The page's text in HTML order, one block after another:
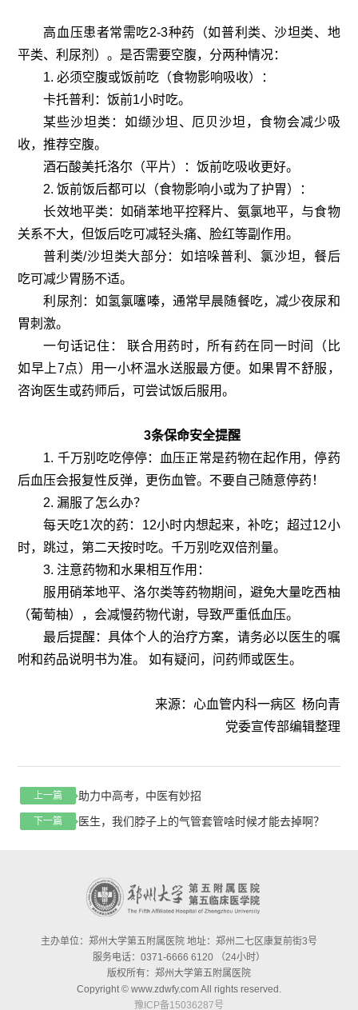
高血压患者常需吃2-3种药（如普利类、沙坦类、地
平类、利尿剂）。是否需要空腹，分两种情况：
1. 必须空腹或饭前吃（食物影响吸收）：
卡托普利：饭前1小时吃。
某些沙坦类：如缬沙坦、厄贝沙坦，食物会减少吸
收，推荐空腹。
酒石酸美托洛尔（平片）：饭前吃吸收更好。
2. 饭前饭后都可以（食物影响小或为了护胃）：
长效地平类：如硝苯地平控释片、氨氯地平，与食物
关系不大，但饭后吃可减轻头痛、脸红等副作用。
普利类/沙坦类大部分：如培哚普利、氯沙坦，餐后
吃可减少胃肠不适。
利尿剂：如氢氯噻嗪，通常早晨随餐吃，减少夜尿和
胃刺激。
一句话记住： 联合用药时，所有药在同一时间（比
如早上7点）用一小杯温水送服最方便。如果胃不舒服，
咨询医生或药师后，可尝试饭后服用。
3条保命安全提醒
1. 千万别吃吃停停：血压正常是药物在起作用，停药
后血压会报复性反弹，更伤血管。不要自己随意停药！
2. 漏服了怎么办？
每天吃1次的药：12小时内想起来，补吃；超过12小
时，跳过，第二天按时吃。千万别吃双倍剂量。
3. 注意药物和水果相互作用：
服用硝苯地平、洛尔类等药物期间，避免大量吃西柚
（葡萄柚），会减慢药物代谢，导致严重低血压。
最后提醒：具体个人的治疗方案，请务必以医生的嘱
咐和药品说明书为准。 如有疑问，问药师或医生。
来源：心血管内科一病区 杨向青
党委宣传部编辑整理
上一篇 助力中高考，中医有妙招
下一篇 医生，我们脖子上的气管套管啥时候才能去掉啊？
主办单位：郑州大学第五附属医院 地址：郑州二七区康复前街3号
服务电话：0371-6666 6120 （24小时）
版权所有：郑州大学第五附属医院
Copyright © www.zdwfy.com All rights reserved.
豫ICP备15036287号